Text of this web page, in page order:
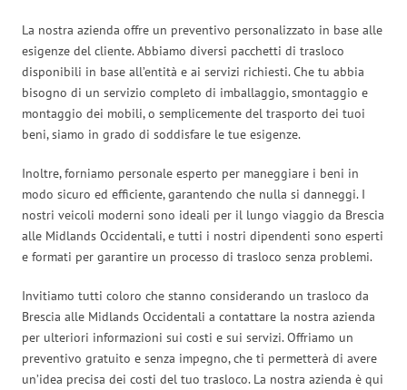
La nostra azienda offre un preventivo personalizzato in base alle
esigenze del cliente. Abbiamo diversi pacchetti di trasloco
disponibili in base all’entità e ai servizi richiesti. Che tu abbia
bisogno di un servizio completo di imballaggio, smontaggio e
montaggio dei mobili, o semplicemente del trasporto dei tuoi
beni, siamo in grado di soddisfare le tue esigenze.
Inoltre, forniamo personale esperto per maneggiare i beni in
modo sicuro ed efficiente, garantendo che nulla si danneggi. I
nostri veicoli moderni sono ideali per il lungo viaggio da Brescia
alle Midlands Occidentali, e tutti i nostri dipendenti sono esperti
e formati per garantire un processo di trasloco senza problemi.
Invitiamo tutti coloro che stanno considerando un trasloco da
Brescia alle Midlands Occidentali a contattare la nostra azienda
per ulteriori informazioni sui costi e sui servizi. Offriamo un
preventivo gratuito e senza impegno, che ti permetterà di avere
un’idea precisa dei costi del tuo trasloco. La nostra azienda è qui